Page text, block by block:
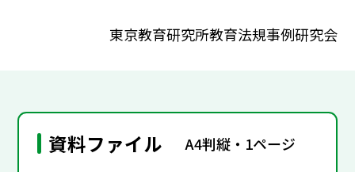
東京教育研究所教育法規事例研究会
資料ファイル A4判縦・1ページ